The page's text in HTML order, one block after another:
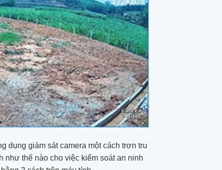
dụng giám sát camera một cách trơn tru
như thế nào cho việc kiểm soát an ninh